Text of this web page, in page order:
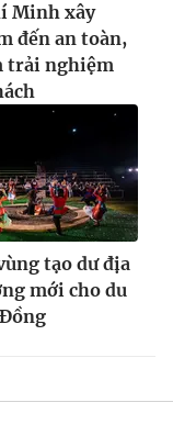
Minh xây
đến an toàn,
trải nghiệm
tạo dư địa
mới cho du